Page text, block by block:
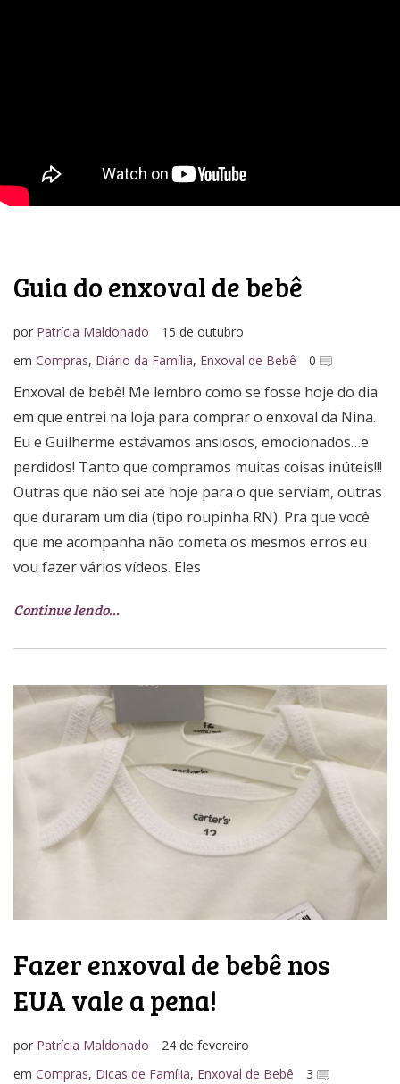
Continue lendo…
Guia do enxoval de bebê
por Patrícia Maldonado
15 de outubro
em Compras, Diário da Família, Enxoval de Bebê 0
Enxoval de bebê! Me lembro como se fosse hoje do dia
em que entrei na loja para comprar o enxoval da Nina.
Eu e Guilherme estávamos ansiosos, emocionados…e
perdidos! Tanto que compramos muitas coisas inúteis!!!
Outras que não sei até hoje para o que serviam, outras
que duraram um dia (tipo roupinha RN). Pra que você
que me acompanha não cometa os mesmos erros eu
vou fazer vários vídeos. Eles
Continue lendo…
Fazer enxoval de bebê nos
EUA vale a pena!
por Patrícia Maldonado
24 de fevereiro
em Compras, Dicas de Família, Enxoval de Bebê 3